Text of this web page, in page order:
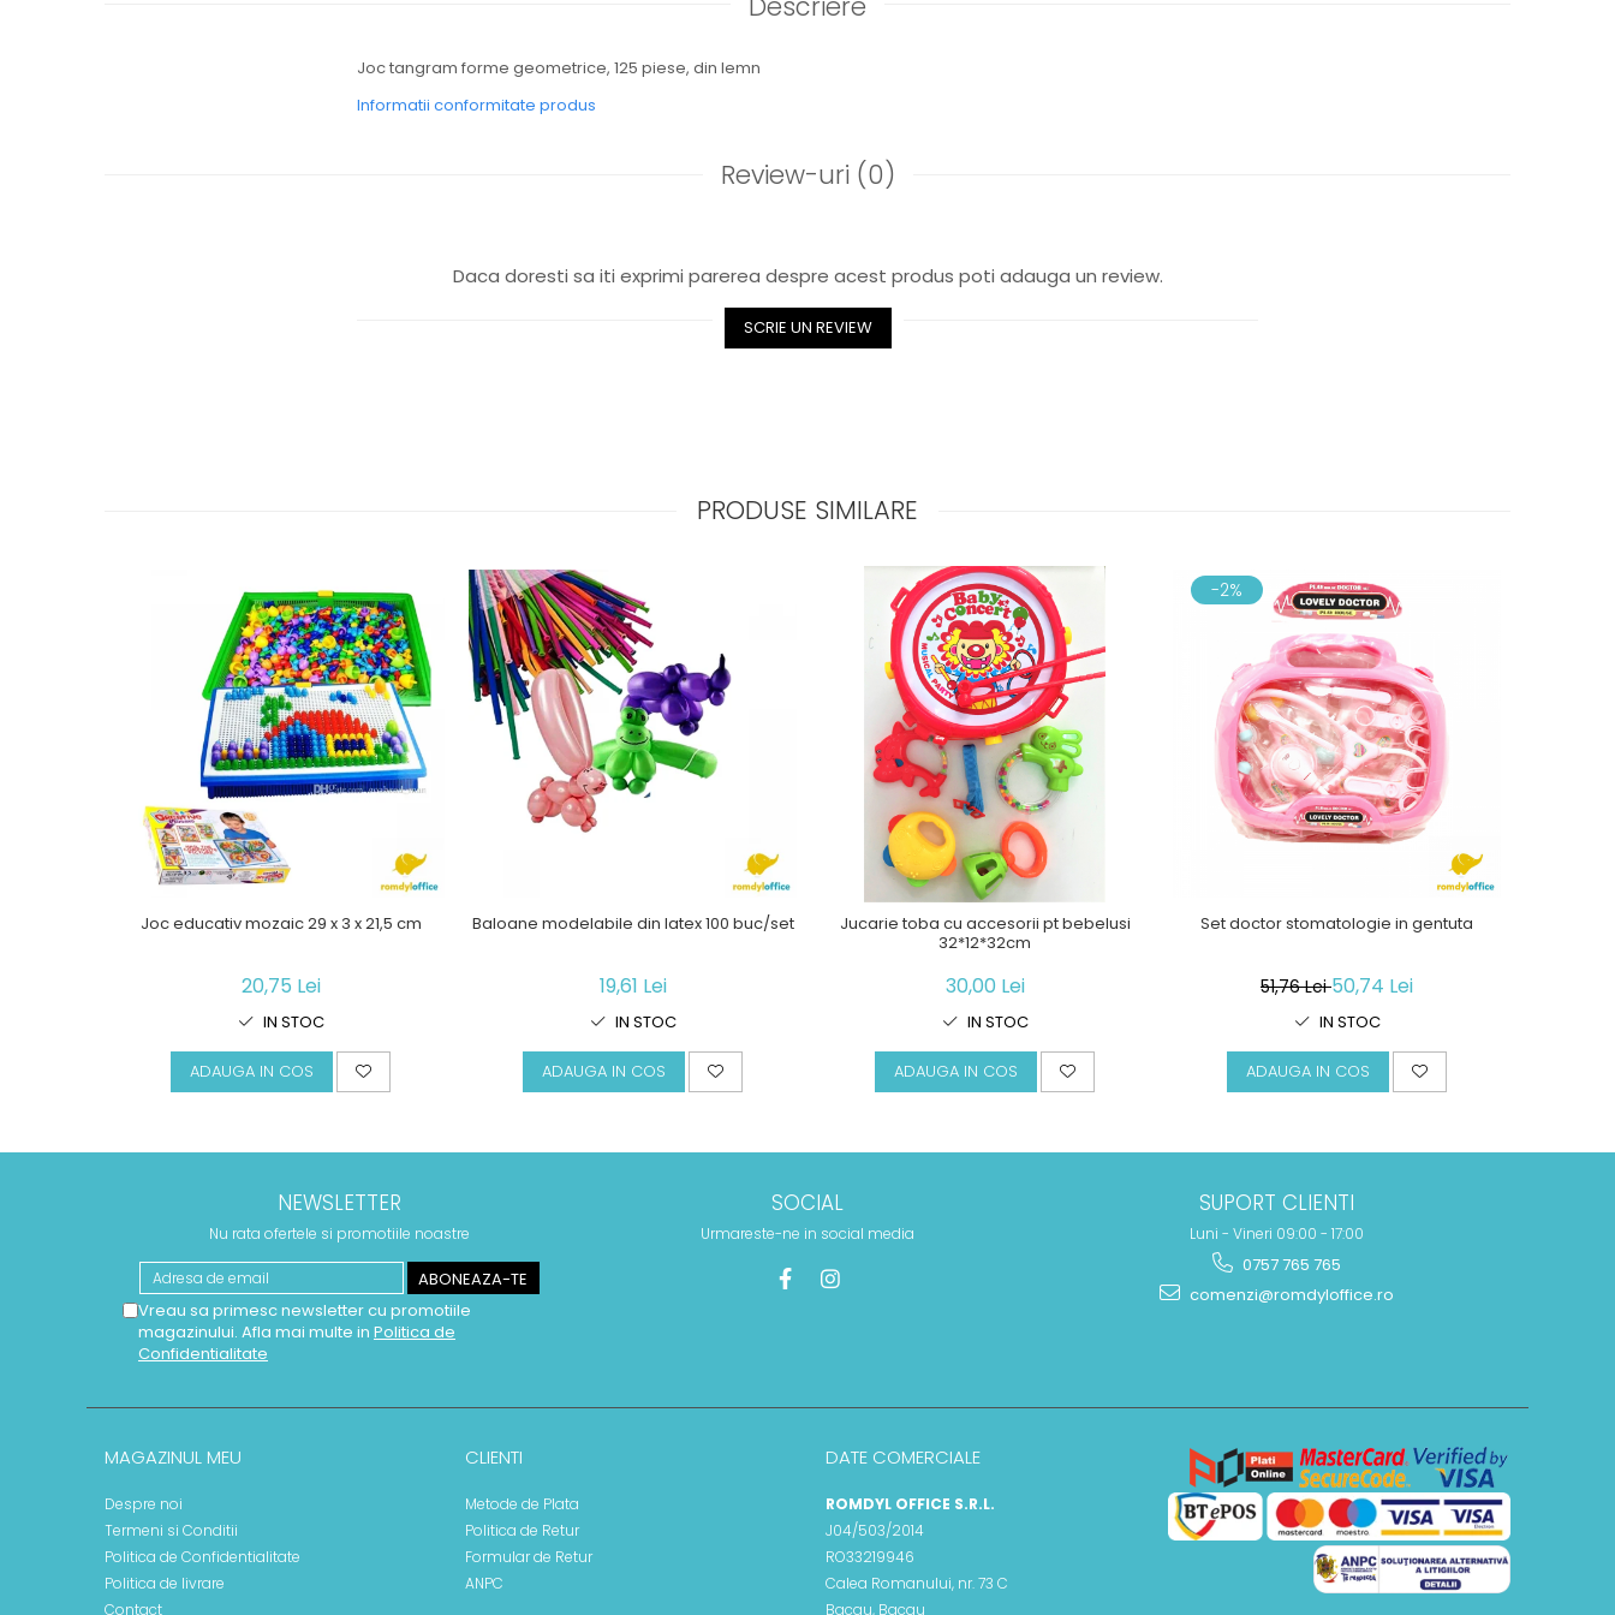
Joc tangram forme geometrice, 125 piese, din lemn
Informatii conformitate produs
Review-uri (0)
Daca doresti sa iti exprimi parerea despre acest produs poti adauga un review.
SCRIE UN REVIEW
PRODUSE SIMILARE
Joc educativ mozaic 29 x 3 x 21,5 cm
20,75 Lei
IN STOC
ADAUGA IN COS
Baloane modelabile din latex 100 buc/set
19,61 Lei
IN STOC
ADAUGA IN COS
Jucarie toba cu accesorii pt bebelusi
32*12*32cm
30,00 Lei
IN STOC
ADAUGA IN COS
-2%
Set doctor stomatologie in gentuta
51,76 Lei50,74 Lei
IN STOC
ADAUGA IN COS
NEWSLETTER
Nu rata ofertele si promotiile noastre
Vreau sa primesc newsletter cu promotiile
magazinului. Afla mai multe in Politica de
Confidentialitate
SOCIAL
Urmareste-ne in social media
SUPORT CLIENTI
Luni - Vineri 09:00 - 17:00
0757 765 765
comenzi@romdyloffice.ro
MAGAZINUL MEU
Despre noi
Termeni si Conditii
Politica de Confidentialitate
Politica de livrare
Contact
CLIENTI
Metode de Plata
Politica de Retur
Formular de Retur
ANPC
DATE COMERCIALE
ROMDYL OFFICE S.R.L.
J04/503/2014
RO33219946
Calea Romanului, nr. 73 C
Bacau, Bacau